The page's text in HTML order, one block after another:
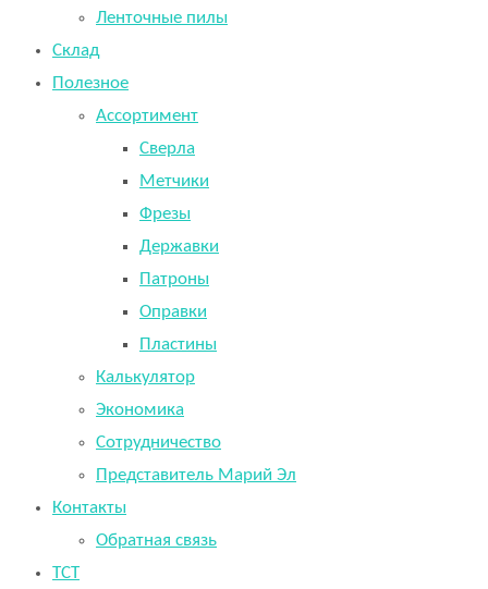
Ленточные пилы
Склад
Полезное
Ассортимент
Сверла
Метчики
Фрезы
Державки
Патроны
Оправки
Пластины
Калькулятор
Экономика
Сотрудничество
Представитель Марий Эл
Контакты
Обратная связь
TCT